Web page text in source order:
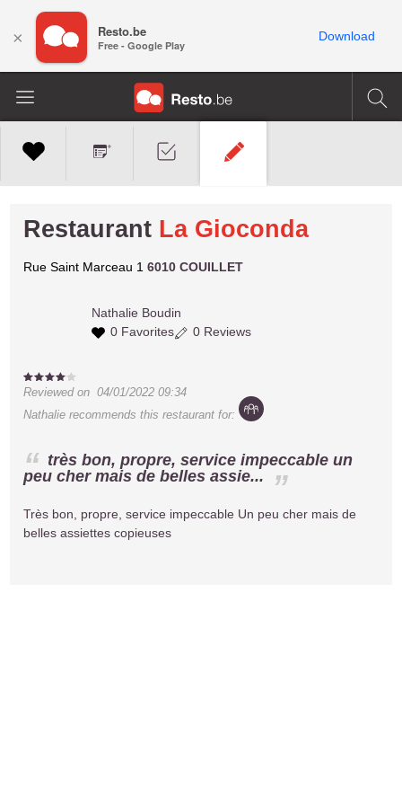
Restaurant La Gioconda
Rue Saint Marceau 1 6010 COUILLET
Nathalie Boudin
0 Favorites
0 Reviews
Reviewed on04/01/2022 09:34
Nathalie recommends this restaurant for:
très bon, propre, service impeccable un
peu cher mais de belles assie...
Très bon, propre, service impeccable Un peu cher mais de
belles assiettes copieuses
× Resto.be
Free - Google Play
Download